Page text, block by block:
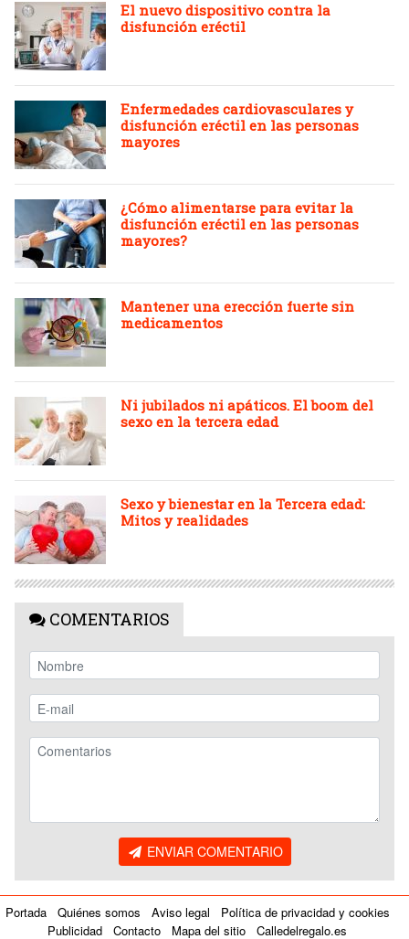
El nuevo dispositivo contra la
disfunción eréctil
Enfermedades cardiovasculares y
disfunción eréctil en las personas
mayores
¿Cómo alimentarse para evitar la
disfunción eréctil en las personas
mayores?
Mantener una erección fuerte sin
medicamentos
Ni jubilados ni apáticos. El boom del
sexo en la tercera edad
Sexo y bienestar en la Tercera edad:
Mitos y realidades
COMENTARIOS
ENVIAR COMENTARIO
Portada Quiénes somos Aviso legal
Política de privacidad y cookies
Publicidad
Contacto Mapa del sitio Calledelregalo.es